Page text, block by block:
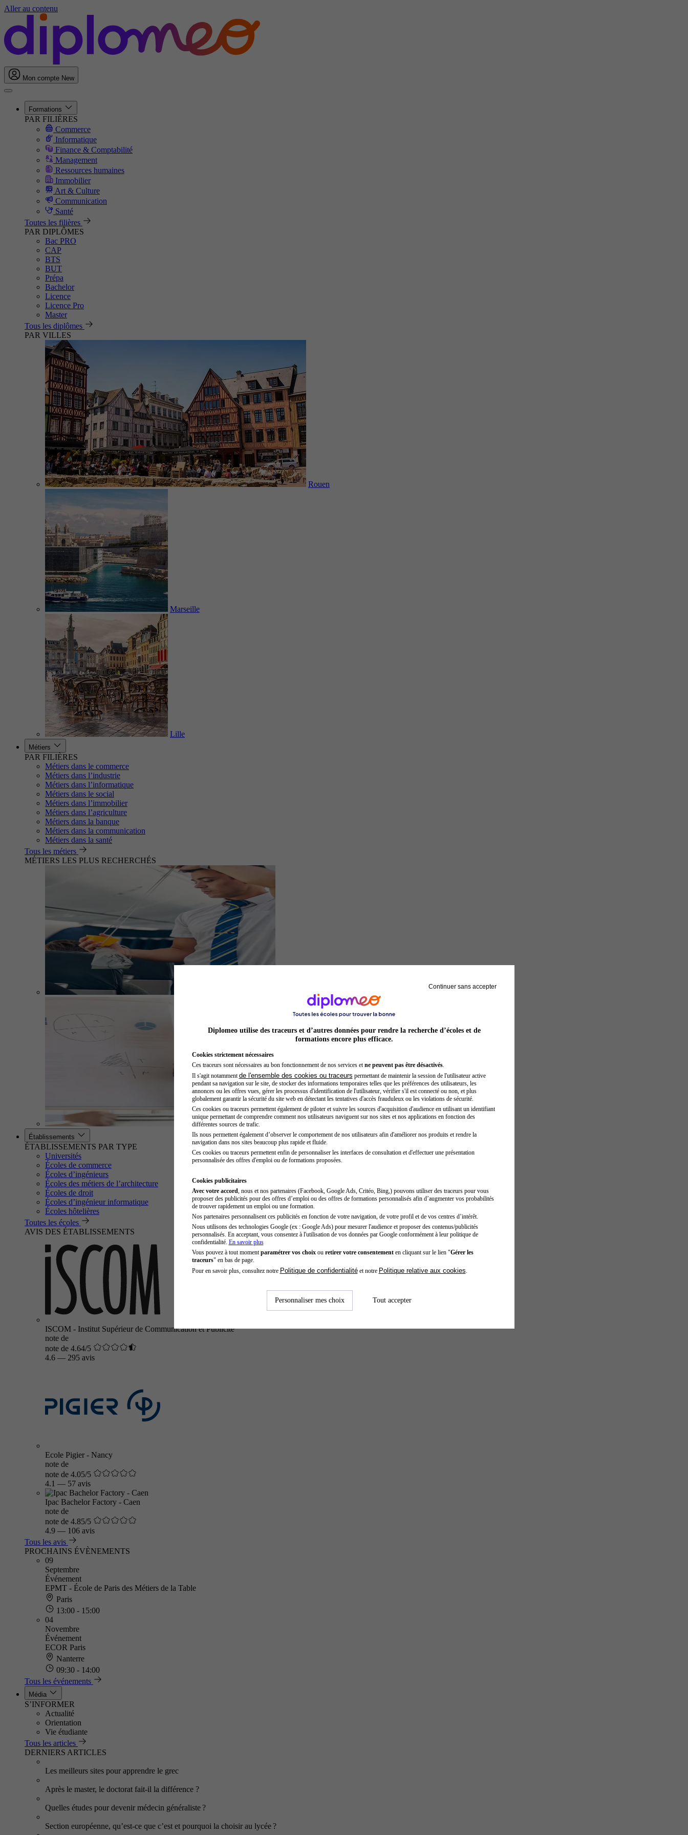
Aller au contenu
Mon compte New
Formations
PAR FILIÈRES
Commerce
Informatique
Finance & Comptabilité
Management
Ressources humaines
Immobilier
Art & Culture
Communication
Santé
Toutes les filières
PAR DIPLÔMES
Bac PRO
CAP
BTS
BUT
Prépa
Bachelor
Licence
Licence Pro
Master
Tous les diplômes
PAR VILLES
Rouen
Marseille
Lille
Métiers
PAR FILIÈRES
Métiers dans le commerce
Métiers dans l’industrie
Métiers dans l’informatique
Métiers dans le social
Métiers dans l’immobilier
Métiers dans l’agriculture
Métiers dans la banque
Métiers dans la communication
Métiers dans la santé
Tous les métiers
MÉTIERS LES PLUS RECHERCHÉS
Hôtesse de l'air steward
Établissements
ÉTABLISSEMENTS PAR TYPE
Universités
Écoles de commerce
Écoles d’ingénieurs
Écoles des métiers de l’architecture
Écoles de droit
Écoles d’ingénieur informatique
Écoles hôtelières
Toutes les écoles
AVIS DES ÉTABLISSEMENTS
ISCOM - Institut Supérieur de Communication et Publicité
note de
note de 4.64/5
4.6 — 295 avis
Ecole Pigier - Nancy
note de
note de 4.05/5
4.1 — 57 avis
Ipac Bachelor Factory - Caen
note de
note de 4.85/5
4.9 — 106 avis
Tous les avis
PROCHAINS ÉVÈNEMENTS
09
Septembre
Événement
EPMT - École de Paris des Métiers de la Table
Paris
13:00 - 15:00
04
Novembre
Événement
ECOR Paris
Nanterre
09:30 - 14:00
Tous les événements
Média
S’INFORMER
Actualité
Orientation
Vie étudiante
Tous les articles
DERNIERS ARTICLES
Les meilleurs sites pour apprendre le grec
Après le master, le doctorat fait-il la différence ?
Quelles études pour devenir médecin généraliste ?
Section européenne, qu’est-ce que c’est et pourquoi la choisir au lycée ?
Continuer sans accepter
Diplomeo utilise des traceurs et d’autres données pour rendre la recherche d’écoles et de
formations encore plus efficace.
Cookies strictement nécessaires
Ces traceurs sont nécessaires au bon fonctionnement de nos services et ne peuvent pas être désactivés.
Il s'agit notamment de l'ensemble des cookies ou traceurs permettant de maintenir la session de l'utilisateur active
pendant sa navigation sur le site, de stocker des informations temporaires telles que les préférences des utilisateurs, les
annonces ou les offres vues, gérer les processus d'identification de l'utilisateur, vérifier s'il est connecté ou non, et plus
globalement garantir la sécurité du site web en détectant les tentatives d'accès frauduleux ou les violations de sécurité.
Ces cookies ou traceurs permettent également de piloter et suivre les sources d'acquisition d'audience en utilisant un identifiant
unique permettant de comprendre comment nos utilisateurs naviguent sur nos sites et nos applications en fonction des
différentes sources de trafic.
Ils nous permettent également d’observer le comportement de nos utilisateurs afin d'améliorer nos produits et rendre la
navigation dans nos sites beaucoup plus rapide et fluide.
Ces cookies ou traceurs permettent enfin de personnaliser les interfaces de consultation et d'effectuer une présentation
personnalisée des offres d'emploi ou de formations proposées.
Cookies publicitaires
Avec votre accord , nous et nos partenaires (Facebook, Google Ads, Critéo, Bing,) pouvons utiliser des traceurs pour vous
proposer des publicités pour des offres d’emploi ou des offres de formations personnalisés afin d’augmenter vos probabilités
de trouver rapidement un emploi ou une formation.
Nos partenaires personnalisent ces publicités en fonction de votre navigation, de votre profil et de vos centres d’intérêt.
Nous utilisons des technologies Google (ex : Google Ads) pour mesurer l'audience et proposer des contenus/publicités
personnalisés. En acceptant, vous consentez à l'utilisation de vos données par Google conformément à leur politique de
confidentialité. En savoir plus
Vous pouvez à tout moment paramétrer vos choixou retirer votre consentementen cliquant sur le lien "Gérer les
traceurs" en bas de page.
Pour en savoir plus, consultez notre Politique de confidentialitéet notre Politique relative aux cookies
Personnaliser mes choix Tout accepter